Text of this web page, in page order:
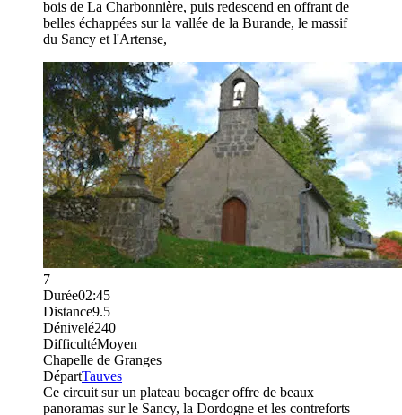
bois de La Charbonnière, puis redescend en offrant de
belles échappées sur la vallée de la Burande, le massif
du Sancy et l'Artense,
7
Durée02:45
Distance9.5
Dénivelé240
DifficultéMoyen
Chapelle de Granges
DépartTauves
Ce circuit sur un plateau bocager offre de beaux
panoramas sur le Sancy, la Dordogne et les contreforts